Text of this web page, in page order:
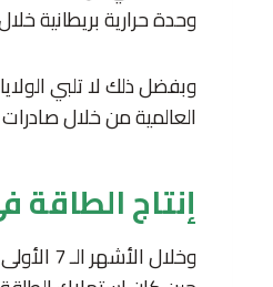
وحدة حرارية بريطانية
وبفضل ذلك لا تلبي
العالمية من خلال
إنتاج الطاقة